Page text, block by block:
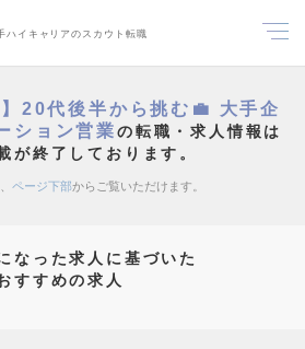
ハイキャリアのスカウト転職
20代後半から挑む💼 大手企
ション営業の転職・求人情報は
が終了しております。
ページ下部からご覧いただけます。
なった求人に基づいた
すすめの求人